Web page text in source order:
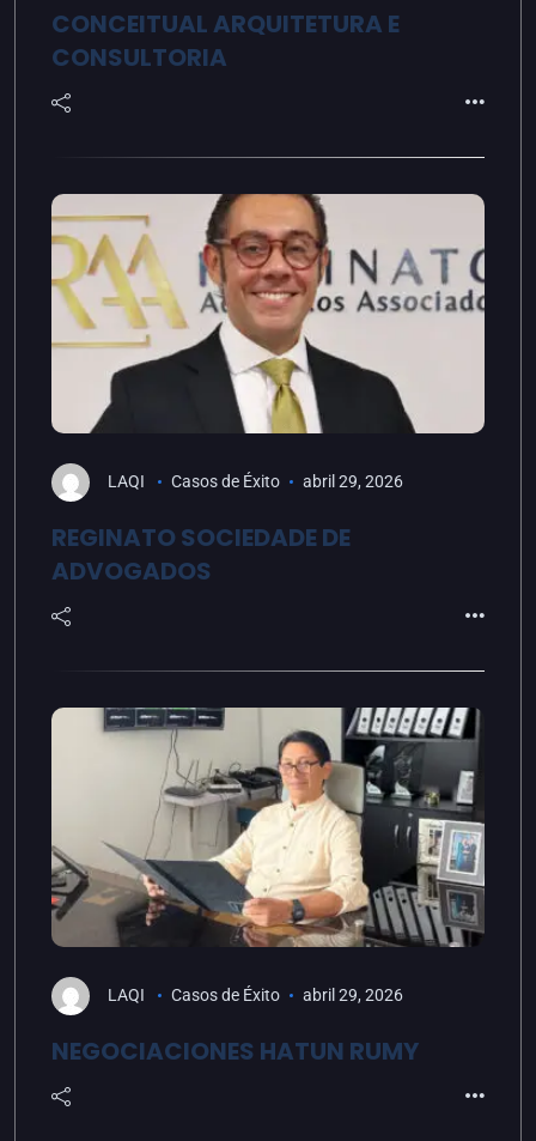
CONCEITUAL ARQUITETURA E
CONSULTORIA
LAQI Casos de Éxito abril 29, 2026
REGINATO SOCIEDADE DE
ADVOGADOS
LAQI Casos de Éxito abril 29, 2026
NEGOCIACIONES HATUN RUMY